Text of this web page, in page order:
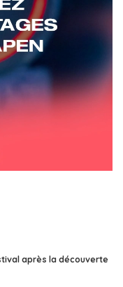
après la découverte